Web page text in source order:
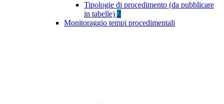
Tipologie di procedimento (da pubblicare
in tabelle) 2
Monitoraggio tempi procedimentali